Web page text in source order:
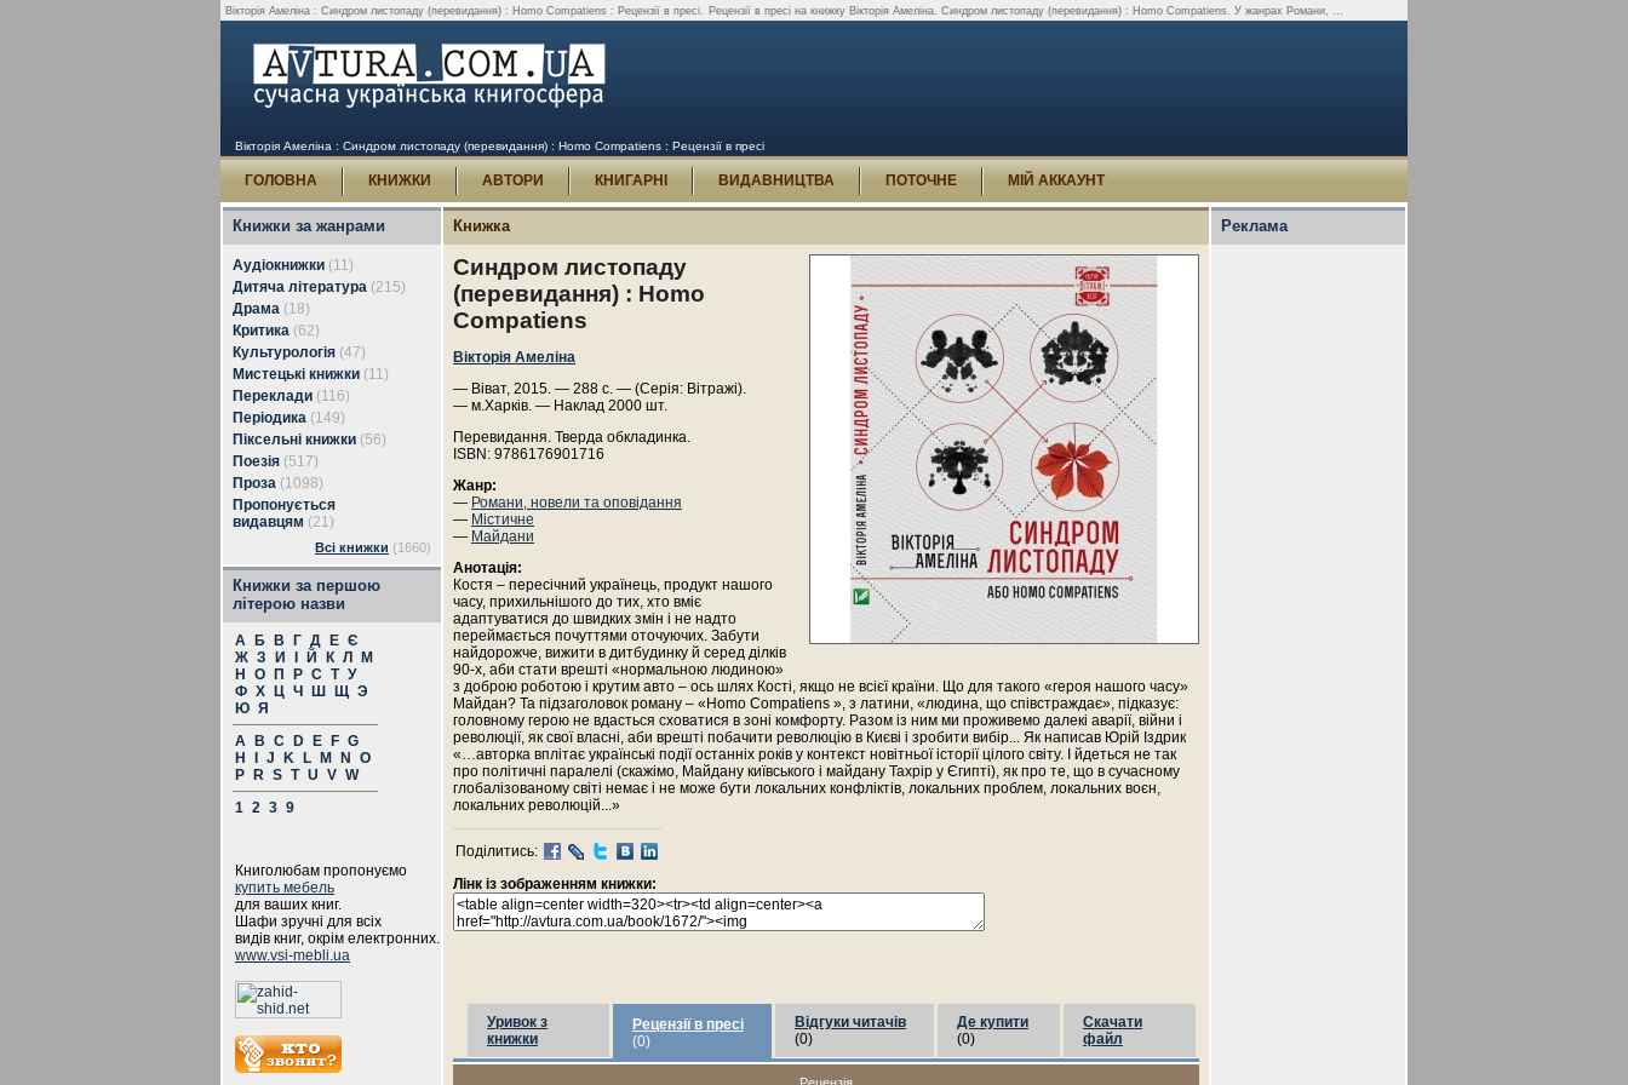
Вікторія Амеліна : Синдром листопаду (перевидання) : Homo Compatiens : Рецензії в пресі. Рецензії в пресі на книжку Вікторія Амеліна. Синдром листопаду (перевидання) : Homo Compatiens. У жанрах Романи, ...
Вікторія Амеліна : Синдром листопаду (перевидання) : Homo Compatiens : Рецензії в пресі
ГОЛОВНА КНИЖКИ АВТОРИ КНИГАРНІ ВИДАВНИЦТВА ПОТОЧНЕ МІЙ АККАУНТ
Книжки за жанрами
Аудіокнижки (11)
Дитяча література (215)
Драма (18)
Критика (62)
Культурологія (47)
Мистецькі книжки (11)
Переклади (116)
Періодика (149)
Піксельні книжки (56)
Поезія (517)
Проза (1098)
Пропонується
видавцям (21)
Всі книжки (1660)
Книжки за першою
літерою назви
А Б В Г Д Е Є
Ж З И Й К Л
М
Н
О П Р С Т У
Ф Х Ц Ч Ш Щ Э
Ю Я
A
B C D E F G
H
J K L M N
O
P
R S T U V W
1 2 3 9
Книголюбам пропонуємо
купить мебель
для ваших книг.
Шафи зручні для всіх
видів книг, окрім електронних.
www.vsi-mebli.ua
Книжка
Синдром листопаду
(перевидання) : Homo
Compatiens
Вікторія Амеліна
— Віват, 2015. — 288 с. — (Серія: Вітражі).
— м.Харків. — Наклад 2000 шт.
Перевидання. Тверда обкладинка.
ISBN: 9786176901716
Жанр:
— Романи, новели та оповідання
— Містичне
— Майдани
Анотація:
Костя – пересічний українець, продукт нашого
часу, прихильнішого до тих, хто вміє
адаптуватися до швидких змін і не надто
переймається почуттями оточуючих. Забути
найдорожче, вижити в дитбудинку й серед ділків
90-х, аби стати врешті «нормальною людиною»
з доброю роботою і крутим авто – ось шлях Кості, якщо не всієї країни. Що для такого «героя нашого часу»
Майдан? Та підзаголовок роману – «Homo Compatiens », з латини, «людина, що співстраждає», підказує:
головному герою не вдасться сховатися в зоні комфорту. Разом із ним ми проживемо далекі аварії, війни і
революції, як свої власні, аби врешті побачити революцію в Києві і зробити вибір... Як написав Юрій Іздрик
«…авторка вплітає українські події останніх років у контекст новітньої історії цілого світу. І йдеться не так
про політичні паралелі (скажімо, Майдану київського і майдану Тахрір у Єгипті), як про те, що в сучасному
глобалізованому світі немає і не може бути локальних конфліктів, локальних проблем, локальних воєн,
локальних революцій...»
Поділитись:
Лінк із зображенням книжки:
Уривок з
книжки
Рецензії в пресі
(0)
Відгуки читачів
(0)
Де купити
(0)
Скачати
файл
Реклама